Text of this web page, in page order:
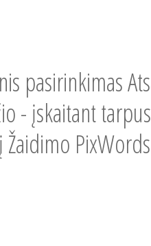
pasirinkimas
- įskaitant